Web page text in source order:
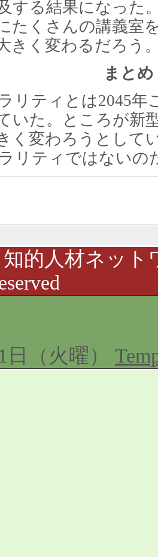
する結果になった
たくさんの講義室
きく変わるだろう
まとめ
リティとは2045年
いた。ところが新
く変わろうとして
リティではないの
的人材ネット
（火曜）